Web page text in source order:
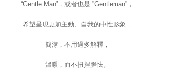
“Gentle Man” ，或者也是 ”Gentleman”，
希望呈現更加主動、自我的中性形象，
簡潔，不用過多解釋，
溫暖，而不扭捏膽怯。